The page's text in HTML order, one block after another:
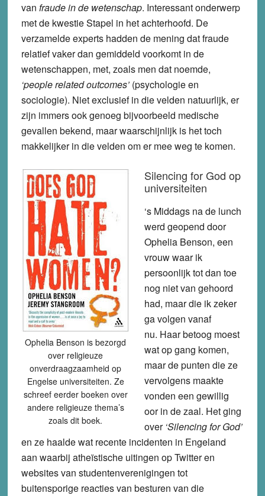
van fraude in de wetenschap. Interessant onderwerp
met de kwestie Stapel in het achterhoofd. De
verzamelde experts hadden de mening dat fraude
relatief vaker dan gemiddeld voorkomt in de
wetenschappen, met, zoals men dat noemde,
‘people related outcomes’(psychologie en
sociologie). Niet exclusief in die velden natuurlijk, er
zijn immers ook genoeg bijvoorbeeld medische
gevallen bekend, maar waarschijnlijk is het toch
makkelijker in die velden om er mee weg te komen.
Ophelia Benson is bezorgd
over religieuze
onverdraagzaamheid op
Engelse universiteiten. Ze
schreef eerder boeken over
andere religieuze thema’s
zoals dit boek.
Silencing for God op
universiteiten
‘s Middags na de lunch
werd geopend door
Ophelia Benson, een
vrouw waar ik
persoonlijk tot dan toe
nog niet van gehoord
had, maar die ik zeker
ga volgen vanaf
nu. Haar betoog moest
wat op gang komen,
maar de punten die ze
vervolgens maakte
vonden een gewillig
oor in de zaal. Het ging
over ‘Silencing for God’
en ze haalde wat recente incidenten in Engeland
aan waarbij atheïstische uitingen op Twitter en
websites van studentenverenigingen tot
buitensporige reacties van besturen van die